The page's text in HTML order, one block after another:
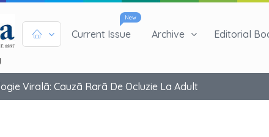
New
Current Issue Archive Editorial
Viralã: Cauzã Rarã De Ocluzie La Adult